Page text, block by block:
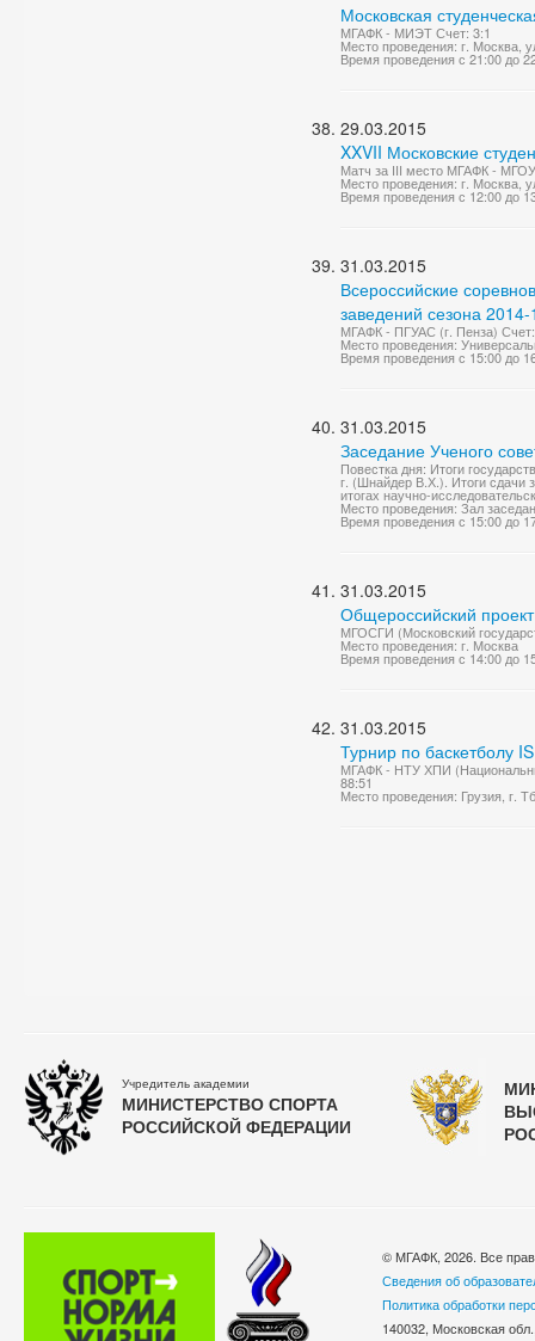
Московская
МГАФК - МИЭТ Счет: 3:1
Место проведения: г. Москва,
Время проведения с 21:00 до
29.03.2015
XXVII Московские
Матч за III место МГАФК - МГОУ
Место проведения: г.
Время проведения с 12:00 до
31.03.2015
Всероссийские
заведений сезона
МГАФК - ПГУАС (г. Пенза)
Место проведения:
Время проведения с 15:00 до
31.03.2015
Заседание Ученого
Повестка дня: Итоги
г. (Шнайдер В.Х.). Итоги сдачи
итогах научно-
Место проведения: Зал
Время проведения с 15:00 до
31.03.2015
Общероссийский
МГОСГИ (Московский
Место проведения: г. Москва
Время проведения с 14:00 до
31.03.2015
Турнир по баскетболу
МГАФК - НТУ ХПИ
88:51
Место проведения: Грузия, г.
Учредитель академии
МИНИСТЕРСТВО СПОРТА
РОССИЙСКОЙ ФЕДЕРАЦИИ
© МГАФК, 2026. Все
Сведения об
Политика обработки
140032, Московская